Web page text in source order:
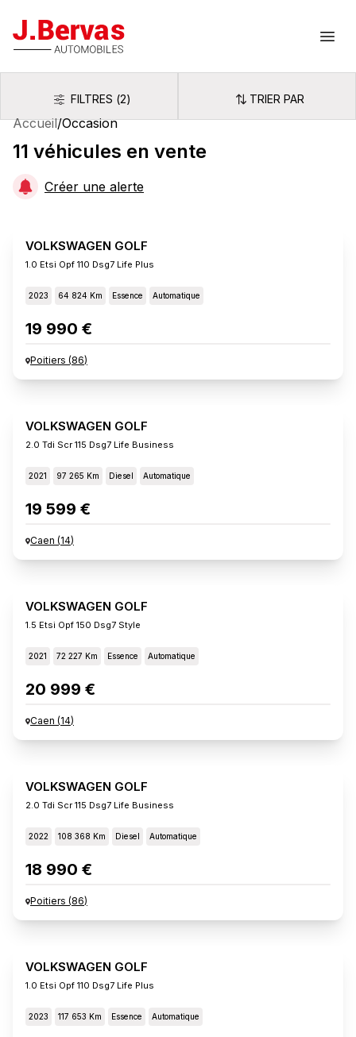
J.Bervas
FiltresFILTRES (2) Trier par
TRIER PAR
Accueil/Occasion
11 véhicules en vente
Créer une alerte
VOLKSWAGEN GOLF
1.0 Etsi Opf 110 Dsg7 Life Plus
2023 64 824 Km Essence Automatique
19 990 €
Poitiers (86)
VOLKSWAGEN GOLF
2.0 Tdi Scr 115 Dsg7 Life Business
2021 97 265 Km Diesel Automatique
19 599 €
Caen (14)
VOLKSWAGEN GOLF
1.5 Etsi Opf 150 Dsg7 Style
2021 72 227 Km Essence Automatique
20 999 €
Caen (14)
VOLKSWAGEN GOLF
2.0 Tdi Scr 115 Dsg7 Life Business
2022 108 368 Km Diesel Automatique
18 990 €
Poitiers (86)
VOLKSWAGEN GOLF
1.0 Etsi Opf 110 Dsg7 Life Plus
2023 117 653 Km Essence Automatique